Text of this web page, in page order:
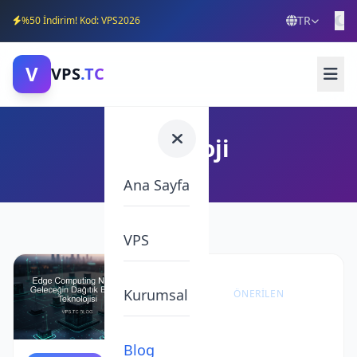
%50 İndirim! Kod: VPS2026 TR
V VPS.TC
Ana Sayfa
VPS
Kurumsal
Blog
Teknoloji
ÖNERILEN